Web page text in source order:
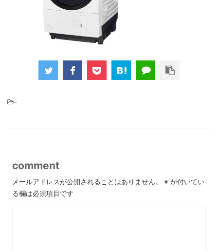
-
comment
メールアドレスが公開されることはありません。 ※ が付いてい
る欄は必須項目です